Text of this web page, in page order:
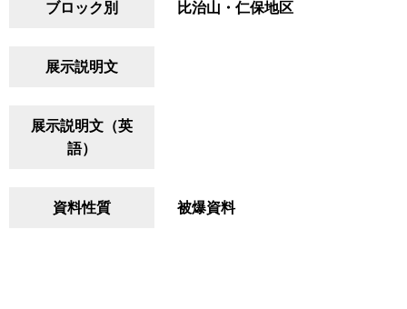
ブロック別 比治山・仁保地区
展示説明文
展示説明文（英
語）
資料性質 被爆資料